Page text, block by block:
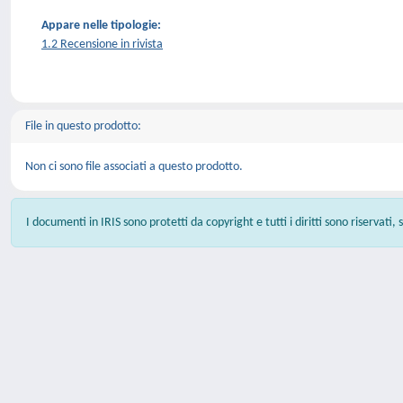
Appare nelle tipologie:
1.2 Recensione in rivista
File in questo prodotto:
Non ci sono file associati a questo prodotto.
I documenti in IRIS sono protetti da copyright e tutti i diritti sono riservati,